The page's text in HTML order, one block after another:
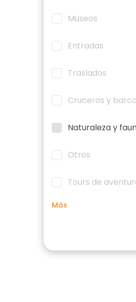
Museos
Entradas
Traslados
Cruceros y
Naturaleza y
Otros
Tours de
Más